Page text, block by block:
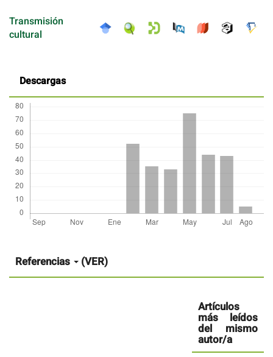
Transmisión
cultural
Descargas
artículo
Referencias (VER)
Artículos
más leídos
del mismo
autor/a